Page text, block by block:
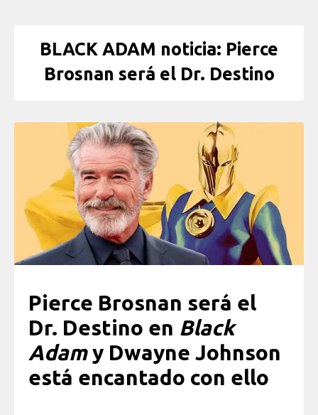
BLACK ADAM noticia: Pierce
Brosnan será el Dr. Destino
Pierce Brosnan será el
Dr. Destino en Black
Adamy Dwayne Johnson
está encantado con ello